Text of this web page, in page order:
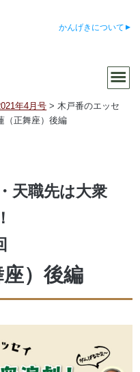
かんげきについて
年4月号 >木戸番のエッセ
（正舞座）後編
天職先は大衆
）後編